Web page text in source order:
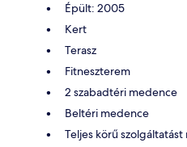
Épült: 2005
Kert
Terasz
Fitneszterem
2 szabadtéri medence
Beltéri medence
Teljes körű